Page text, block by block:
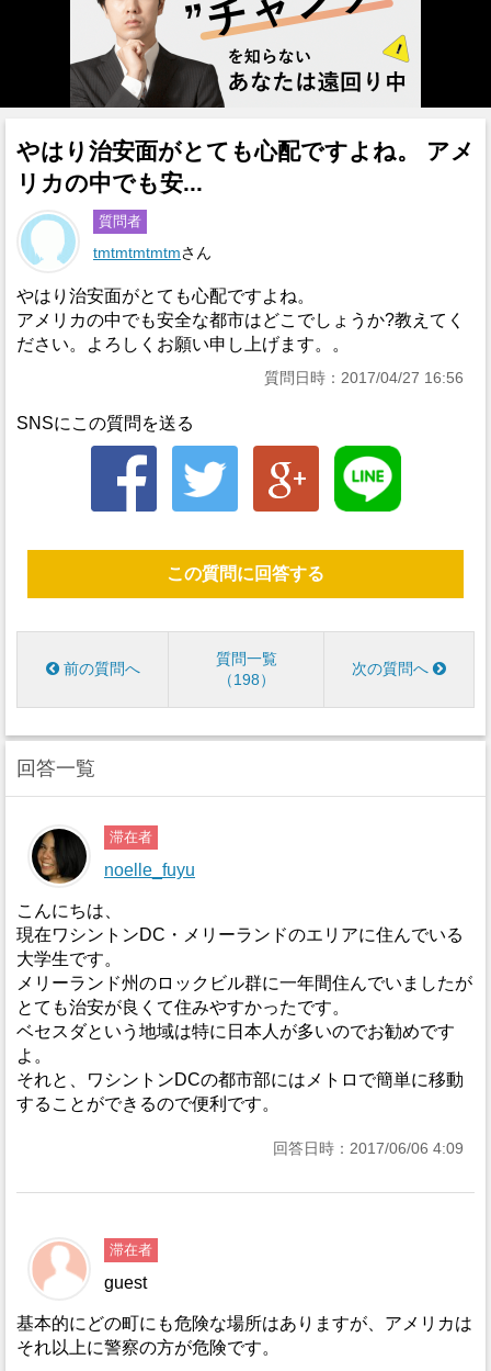
やはり治安面がとても心配ですよね。 アメ
リカの中でも安...
質問者
tmtmtmtmtmさん
やはり治安面がとても心配ですよね。
アメリカの中でも安全な都市はどこでしょうか?教えてく
ださい。よろしくお願い申し上げます。。
質問日時：2017/04/27 16:56
SNSにこの質問を送る
この質問に回答する
前の質問へ
質問一覧
198
次の質問へ
回答一覧
滞在者
noelle_fuyu
こんにちは、
現在ワシントンDC・メリーランドのエリアに住んでいる
大学生です。
メリーランド州のロックビル群に一年間住んでいましたが
とても治安が良くて住みやすかったです。
ベセスダという地域は特に日本人が多いのでお勧めです
よ。
それと、ワシントンDCの都市部にはメトロで簡単に移動
することができるので便利です。
回答日時：2017/06/06 4:09
滞在者
guest
基本的にどの町にも危険な場所はありますが、アメリカは
それ以上に警察の方が危険です。